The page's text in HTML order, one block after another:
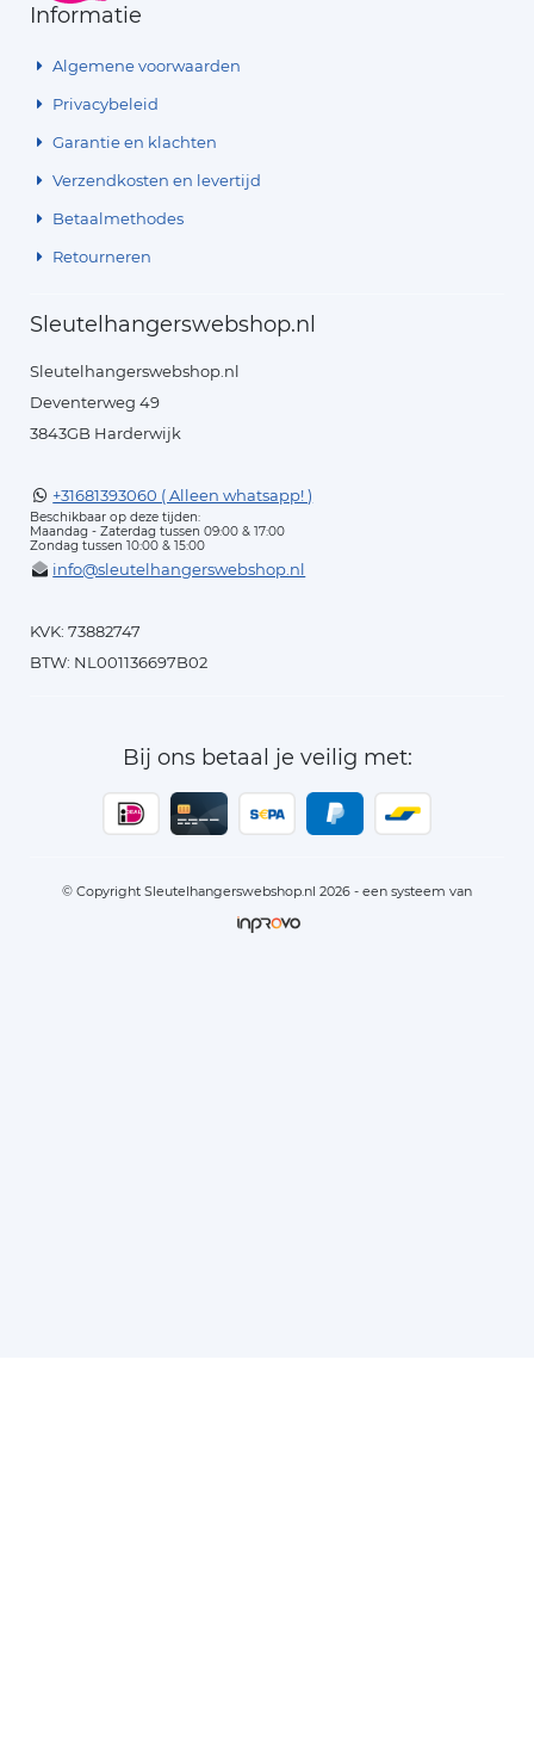
Informatie
Algemene voorwaarden
Privacybeleid
Garantie en klachten
Verzendkosten en levertijd
Betaalmethodes
Retourneren
Sleutelhangerswebshop.nl
Sleutelhangerswebshop.nl
Deventerweg 49
3843GB Harderwijk
+31681393060 ( Alleen whatsapp! )
Beschikbaar op deze tijden:
Maandag - Zaterdag tussen 09:00 & 17:00
Zondag tussen 10:00 & 15:00
info@sleutelhangerswebshop.nl
KVK: 73882747
BTW: NL001136697B02
Bij ons betaal je veilig met:
© Copyright Sleutelhangerswebshop.nl 2026 - een systeem van